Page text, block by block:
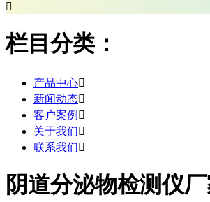

栏目分类：
产品中心
新闻动态
客户案例 
关于我们
联系我们
阴道分泌物检测仪